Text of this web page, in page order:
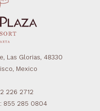
Las Glorias, 48330
Mexico
226 2712
855 285 0804